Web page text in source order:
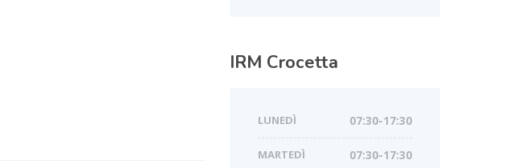
IRM Crocetta
LUNEDÌ 07:30-17:30
MARTEDÌ 07:30-17:30